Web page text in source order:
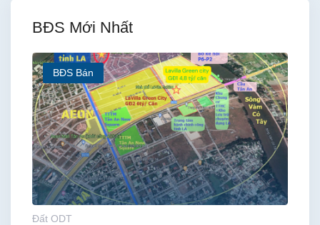
BĐS Mới Nhất
BĐS Bán
Đất ODT